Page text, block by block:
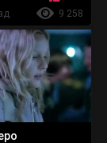
9 258